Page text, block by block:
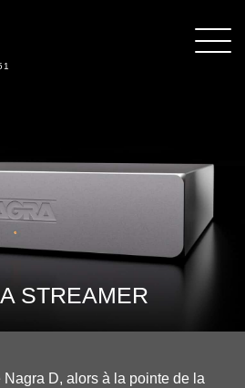
STREAMER
Nagra D, alors à la pointe de la